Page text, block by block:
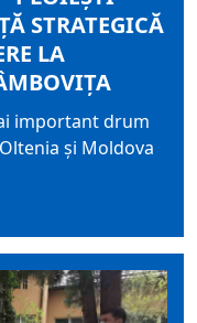
STRATEGICĂ
LA
important drum
și Moldova